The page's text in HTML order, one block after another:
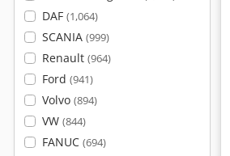
DAF (1,064)
SCANIA (999)
Renault (964)
Ford (941)
Volvo (894)
VW (844)
FANUC (694)